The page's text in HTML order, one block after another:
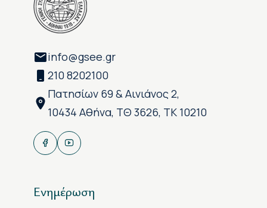
info@gsee.gr
210 8202100
Πατησίων 69 & Αινιάνος 2,
10434 Αθήνα, ΤΘ 3626, ΤΚ 10210
Ενημέρωση